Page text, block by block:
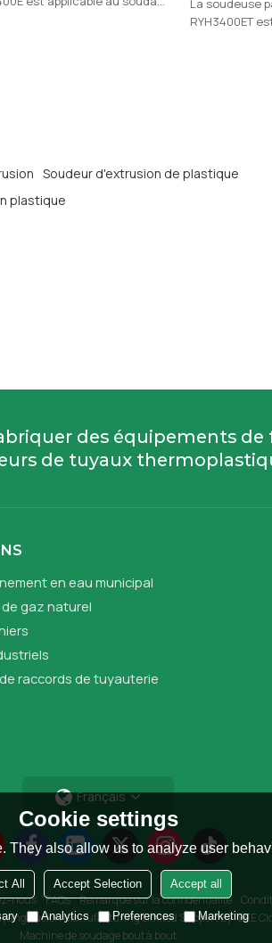
La soudeuse
RYH3400ET
Soudeur d'extrusion de plastique
plastique
des équipements de
de tuyaux
en eau municipal
gaz naturel
raccords de tuyauterie
Français
nous FAQs Remarque sur la confidentialité
Fusion Manufacturing Limited Support By BEE
Machine de soudage bout à bout
Cookie settings
also allow us to analyze user
All Accept Selection Accept all
Analytics Preferences Marketing